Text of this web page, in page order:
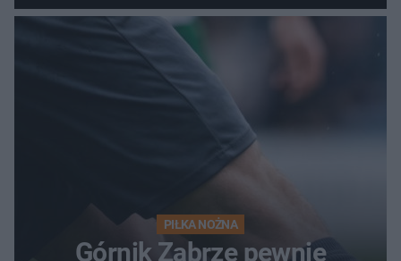
PIŁKA NOŻNA
Górnik Zabrze pewnie